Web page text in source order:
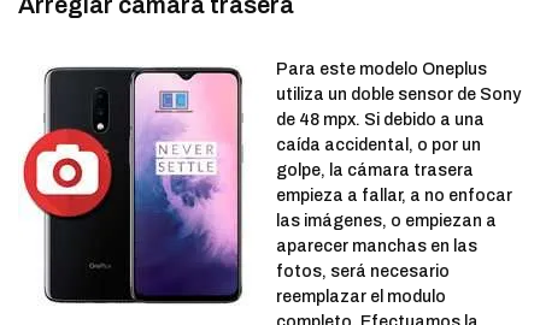
Para este modelo Oneplus
utiliza un doble sensor de Sony
de 48 mpx. Si debido a una
caída accidental, o por un
golpe, la cámara trasera
empieza a fallar, a no enfocar
las imágenes, o empiezan a
aparecer manchas en las
fotos, será necesario
reemplazar el modulo